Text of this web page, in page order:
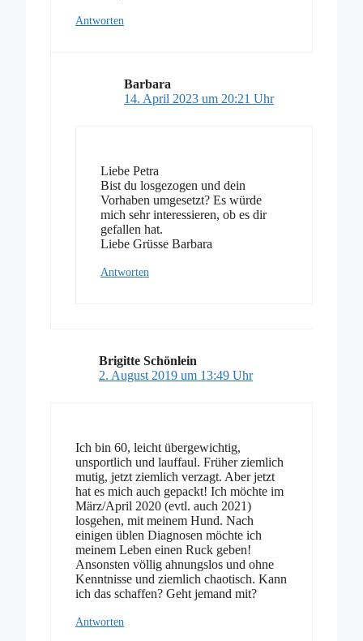
Antworten
Barbara
14. April 2023 um 20:21 Uhr
Liebe Petra
Bist du losgezogen und dein
Vorhaben umgesetzt? Es würde
mich sehr interessieren, ob es dir
gefallen hat.
Liebe Grüsse Barbara
Antworten
Brigitte Schönlein
2. August 2019 um 13:49 Uhr
Ich bin 60, leicht übergewichtig,
unsportlich und lauffaul. Früher ziemlich
mutig, jetzt ziemlich verzagt. Aber jetzt
hat es mich auch gepackt! Ich möchte im
März/April 2020 (evtl. auch 2021)
losgehen, mit meinem Hund. Nach
einigen üblen Diagnosen möchte ich
meinem Leben einen Ruck geben!
Ansonsten völlig ahnungslos und ohne
Kenntnisse und ziemlich chaotisch. Kann
ich das schaffen? Geht jemand mit?
Antworten